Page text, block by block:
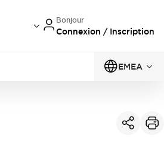
Bonjour
Connexion / Inscription
EMEA